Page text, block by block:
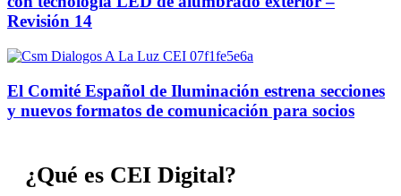
Revisión 14
El Comité Español de Iluminación estrena secciones
y nuevos formatos de comunicación para socios
¿Qué es CEI Digital?